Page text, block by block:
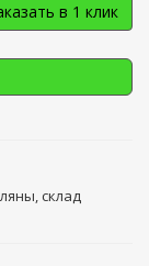
в 1 клик
склад